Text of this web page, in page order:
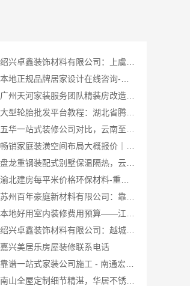
广州天河家装服务团队精装房改造，精匠饰家专业定制
大型轮胎批发平台教程：湖北省腾冠畅实业贸易有限公司指南
盘龙重钢装配式别墅保温隔热，云南晟构建筑建材有限公司打造
渝北建房每平米价格环保材料-重庆御墅建筑材料有限公司
绍兴卓鑫装饰材料有限公司：越城区个性化家装质量保障
嘉兴美居乐房屋装修联系电话
南山全屋定制细节精湛，华居不锈钢品质保障